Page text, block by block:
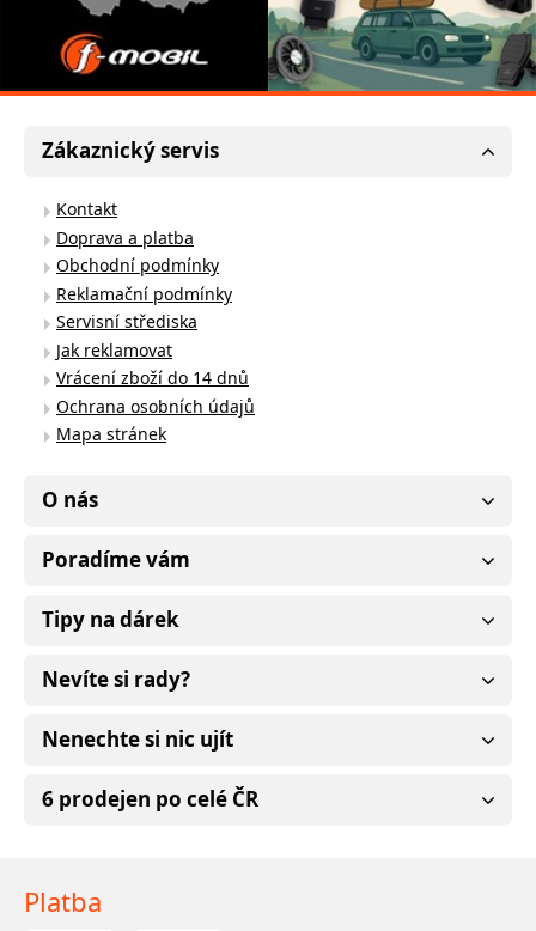
Zákaznický servis
Kontakt
Doprava a platba
Obchodní podmínky
Reklamační podmínky
Servisní střediska
Jak reklamovat
Vrácení zboží do 14 dnů
Ochrana osobních údajů
Mapa stránek
O nás
Poradíme vám
Tipy na dárek
Nevíte si rady?
Nenechte si nic ujít
6 prodejen po celé ČR
Platba